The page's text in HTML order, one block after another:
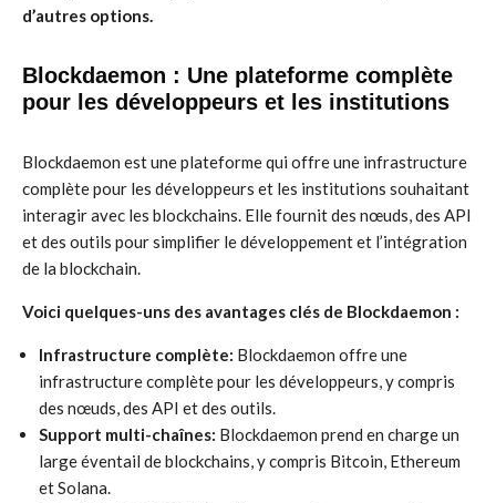
d’autres options.
Blockdaemon : Une plateforme complète
pour les développeurs et les institutions
Blockdaemon est une plateforme qui offre une infrastructure
complète pour les développeurs et les institutions souhaitant
interagir avec les blockchains. Elle fournit des nœuds, des API
et des outils pour simplifier le développement et l’intégration
de la blockchain.
Voici quelques-uns des avantages clés de Blockdaemon :
Infrastructure complète: Blockdaemon offre une
infrastructure complète pour les développeurs, y compris
des nœuds, des API et des outils.
Support multi-chaînes: Blockdaemon prend en charge un
large éventail de blockchains, y compris Bitcoin, Ethereum
et Solana.